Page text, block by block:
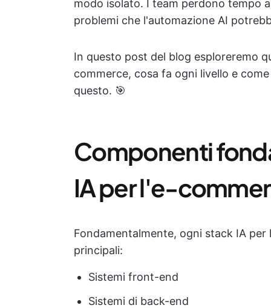
modo isolato. I team perdono tempo
problemi che l'automazione AI
In questo post del blog esploreremo
commerce, cosa fa ogni livello e
questo. 🎯
Componenti
IA per l'e-
Fondamentalmente, ogni stack IA
principali:
Sistemi front-end
Sistemi di back-end